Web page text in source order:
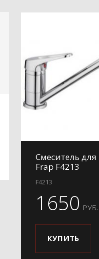
Смеситель для
Frap F4213
F4213
1650 РУБ.
КУПИТЬ